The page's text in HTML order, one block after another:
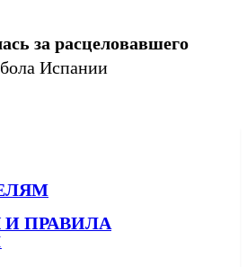
за расцеловавшего
Испании
ПРАВИЛА